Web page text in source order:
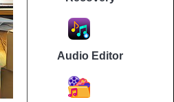
Audio Editor